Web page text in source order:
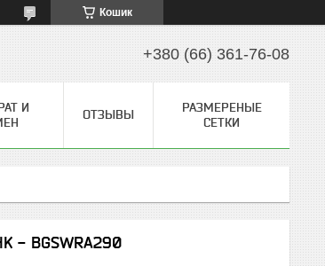
Кошик
+380 (66) 361-76-08
И
ОТЗЫВЫ
РАЗМЕРЕНЫЕ
СЕТКИ
- BGSWRA290